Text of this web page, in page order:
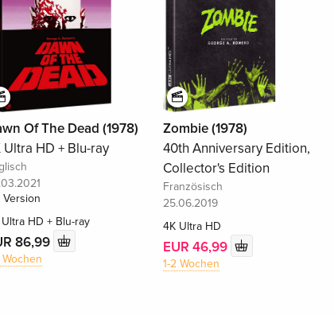
Of The Dead (1978)
Ultra HD + Blu-ray
Version
HD + Blu-ray
86,99
Wochen
Zombie (1978)
40th Anniversary Edition,
Collector's Edition
Französisch
25.06.2019
4K Ultra HD
EUR 46,99
1-2 Wochen